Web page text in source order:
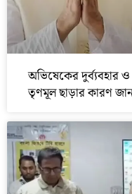
অভিষেকের দুর্ব্যবহার
তৃণমূল ছাড়ার কারণ